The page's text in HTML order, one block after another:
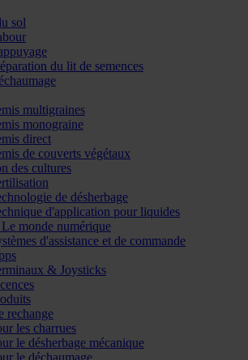
sol
du lit de semences
multigraines
monograine
direct
de couverts végétaux
des cultures
de désherbage
d'application pour liquides
monde numérique
d'assistance et de commande
& Joysticks
rechange
les charrues
le désherbage mécanique
le déchaumage